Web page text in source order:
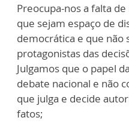
Preocupa-nos a falta
que sejam espaço de
democrática e que não
protagonistas das
Julgamos que o papel
debate nacional e não
que julga e decide
fatos;